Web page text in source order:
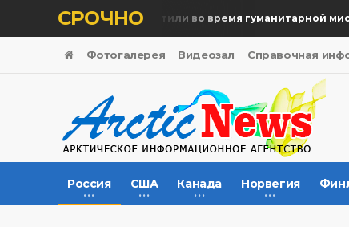
СРОЧНО
Память жертв почтили во время гуманитарной миссии
Фотогалерея Видеозал Справочная
Россия США Канада Норвегия